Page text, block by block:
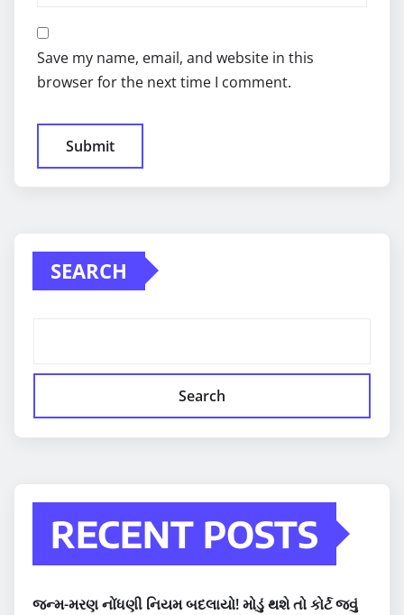
Save my name, email, and website in this
browser for the next time I comment.
SEARCH
Search
RECENT POSTS
જન્મ-મરણ નોંધણી નિયમ બદલાયો! મોડું થશે તો કોર્ટ જવું